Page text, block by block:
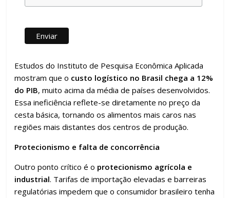
Estudos do Instituto de Pesquisa Econômica Aplicada
mostram que o custo logístico no Brasil chega a 12%
do PIB, muito acima da média de países desenvolvidos.
Essa ineficiência reflete-se diretamente no preço da
cesta básica, tornando os alimentos mais caros nas
regiões mais distantes dos centros de produção.
Protecionismo e falta de concorrência
Outro ponto crítico é o protecionismo agrícola e
industrial. Tarifas de importação elevadas e barreiras
regulatórias impedem que o consumidor brasileiro tenha